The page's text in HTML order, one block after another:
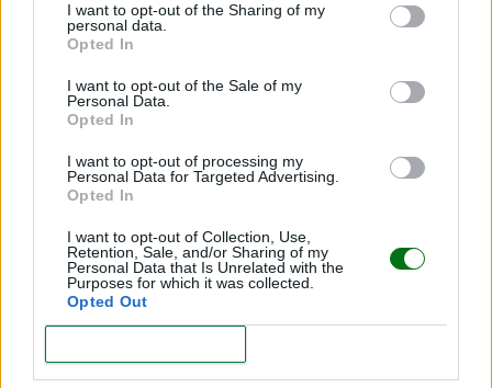
I want to opt-out of the Sharing of my
personal data.
Opted In
I want to opt-out of the Sale of my
Personal Data.
Opted In
I want to opt-out of processing my
Personal Data for Targeted Advertising.
Opted In
I want to opt-out of Collection, Use,
Retention, Sale, and/or Sharing of my
Personal Data that Is Unrelated with the
Purposes for which it was collected.
Opted Out
¡Hemos hecho una selección de 10 propuestas, con un
resultado sorprendente, para reutilizar los rollos de
papel higiénico y crear fantásticas
Papiroflexia para niños
La papiroflexia para niños consiste en doblar papel
para obtener una serie de figuras.¡He aquí 10
manualidades con papel que puedes hacer con tu